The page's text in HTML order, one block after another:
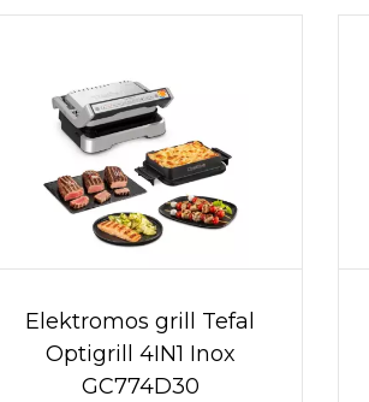
Elektromos grill Tefal
Optigrill 4IN1 Inox
GC774D30